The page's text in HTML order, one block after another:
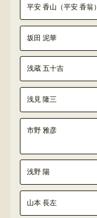
平安 香山（平安 香翁）
坂田 泥華
浅蔵 五十吉
浅見 隆三
市野 雅彦
浅野 陽
山本 長左